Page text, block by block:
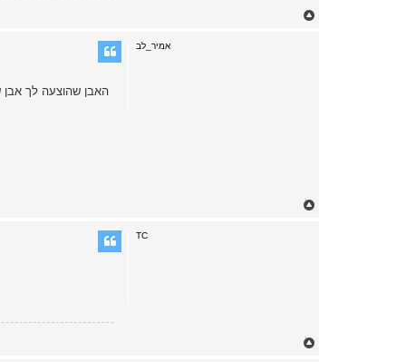
אמיר_לב
TC